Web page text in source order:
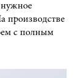
нужное
производстве
с полным